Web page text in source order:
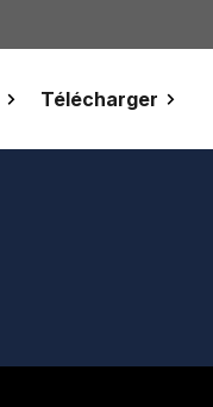
Télécharger